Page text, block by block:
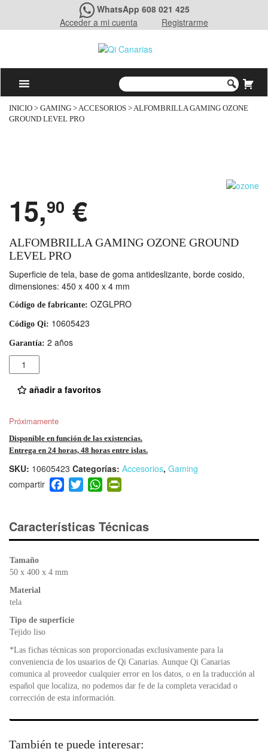
WhatsApp 608 021 425
Acceder a mi cuenta
Registrarme
INICIO > GAMING >ACCESORIOS > ALFOMBRILLA GAMING OZONE
GROUND LEVEL PRO
15,90 €
ALFOMBRILLA GAMING OZONE GROUND
LEVEL PRO
Superficie de tela, base de goma antideslizante, borde cosido,
dimensiones: 450 x 400 x 4 mm
Código de fabricante: OZGLPRO
Código Qi: 10605423
Garantía: 2 años
Cantidad
añadir a favoritos
Próximamente
Disponible en función de las existencias.
Entrega en 24 horas, 48 horas entre islas.
SKU: 10605423 Categorías: Accesorios, Gaming
F
a
e
b
o
T
wi
er
W
h
s
A
ri
e
Características Técnicas
Tamaño
50 x 400 x 4 mm
Material
tela
Tipo de superficie
Tejido liso
*Las fichas técnicas son proporcionadas exclusivamente para la
conveniencia de los usuarios de Qi Canarias. Aunque Qi Canarias
comunica al proveedor cualquier error en los datos, o en la traducción al
español que localiza, no podemos dar fe de la completa veracidad o
corrección de esta información.
También te puede interesar: